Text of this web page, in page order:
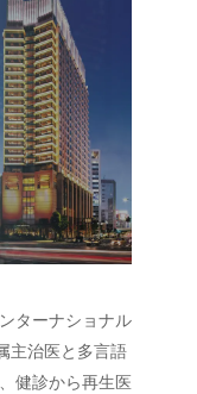
ターナショナル
主治医と多言語
健診から再生医